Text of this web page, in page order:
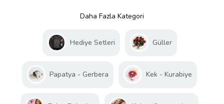
Daha Fazla Kategori
Hediye Setleri Güller
Papatya - Gerbera Kek - Kurabiye